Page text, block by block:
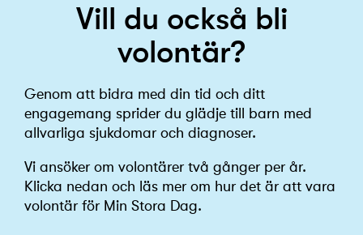
Vill du också bli
volontär?
Genom att bidra med din tid och ditt
engagemang sprider du glädje till barn med
allvarliga sjukdomar och diagnoser.
Vi ansöker om volontärer två gånger per år.
Klicka nedan och läs mer om hur det är att vara
volontär för Min Stora Dag.